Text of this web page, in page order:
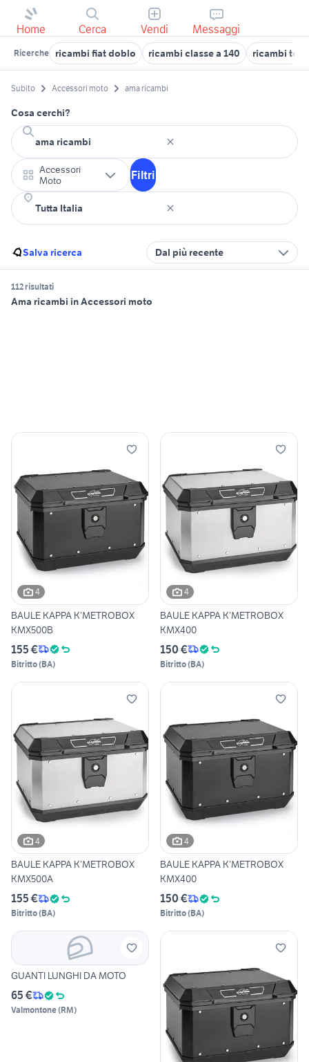
Home Cerca Vendi Messaggi
Ricerche ricambi fiat doblo ricambi classe a 140 ricambi
Subito Accessori moto ama ricambi
Cosa cerchi?
Accessori
Moto
Filtri
Salva ricerca Dal più recente
112 risultati
Ama ricambi in Accessori moto
4
BAULE KAPPA K’METROBOX
KMX500B
155 €
Bitritto(BA)
4
BAULE KAPPA K’METROBOX
KMX400
150 €
Bitritto(BA)
4
BAULE KAPPA K’METROBOX
KMX500A
155 €
Bitritto(BA)
4
BAULE KAPPA K’METROBOX
KMX400
150 €
Bitritto(BA)
GUANTI LUNGHI DA MOTO
65 €
Valmontone(RM)